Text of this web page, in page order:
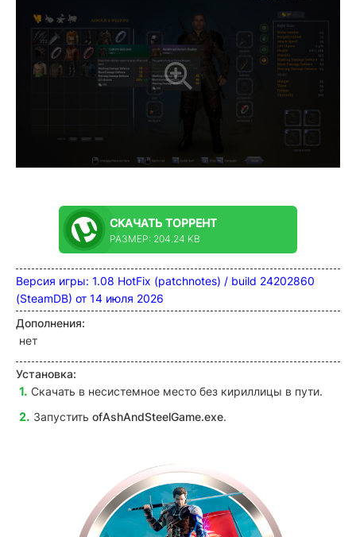
СКАЧАТЬ ТОРРЕНТ
РАЗМЕР: 204.24 KB
Версия игры: 1.08 HotFix (patchnotes) / build 24202860
(SteamDB) от 14 июля 2026
Дополнения:
нет
Установка:
Скачать в несистемное место без кириллицы в пути.
Запустить ofAshAndSteelGame.exe.